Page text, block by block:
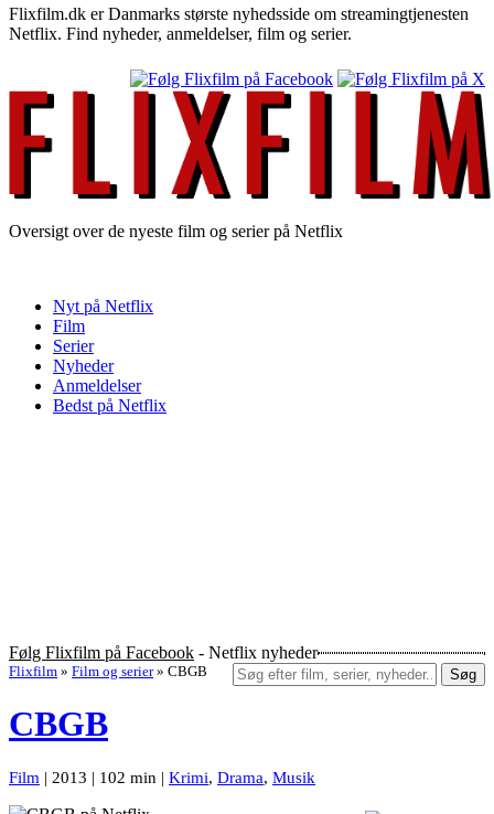
Flixfilm.dk er Danmarks største nyhedsside om streamingtjenesten
Netflix. Find nyheder, anmeldelser, film og serier.
Oversigt over de nyeste film og serier på Netflix
Nyt på Netflix
Film
Serier
Nyheder
Anmeldelser
Bedst på Netflix
Følg Flixfilm på Facebook - Netflix nyheder
Søg
Flixfilm » Film og serier » CBGB
CBGB
Film | 2013 | 102 min | Krimi, Drama, Musik